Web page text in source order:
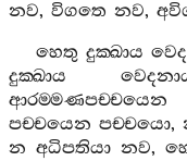
නව, විගතෙ නව,
හෙතු දුක‍්ඛාය
දුක‍්ඛාය
ආරම‍්මණපච‍්චයෙන
පච‍්චයෙන පච‍්චයො,
න අධිපතියා නව,